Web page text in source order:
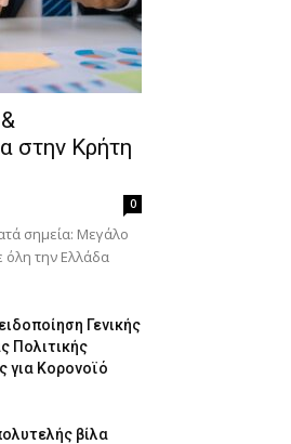
στην Κρήτη
0
σημεία: Μεγάλο
όλη την Ελλάδα
Γενικής
Πολιτικής
για Κορονοϊό
βίλα